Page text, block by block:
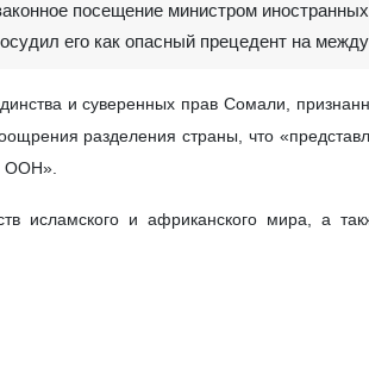
посещение министром
его как опасный прецедент на
и суверенных прав Сомали,
разделения страны, что
ООН».
исламского и африканского мира, а